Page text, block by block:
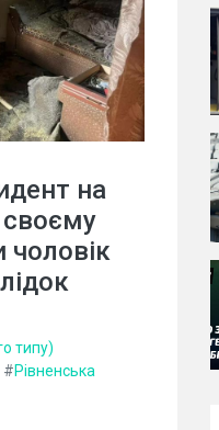
на
своєму
чоловік
типу)
#Рівненська